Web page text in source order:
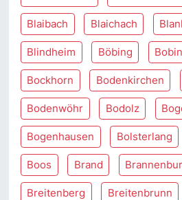
Blaibach Blaichach
Blindheim Böbing
Bockhorn Bodenkirchen
Bodenwöhr Bodolz
Bogenhausen Bolsterlang
Boos Brand
Breitenberg Breitenbrunn